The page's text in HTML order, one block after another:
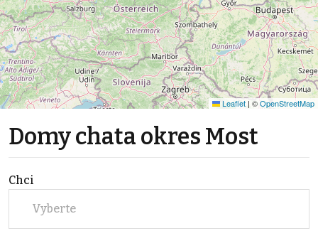
Leaflet | ©OpenStreetMap
Domy chata okres Most
Chci
Vyberte